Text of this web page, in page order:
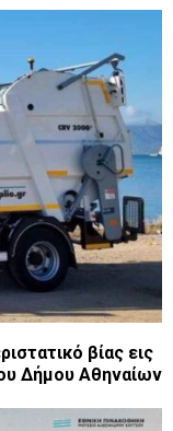
βίας εις
Δήμου Αθηναίων